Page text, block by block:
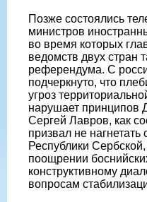
Позже состоялись
министров
во время которых
ведомств двух стран
референдума. С
подчеркнуто, что
угроз
нарушает принципов
Сергей Лавров, как
призвал не нагнетать
Республики
поощрении
конструктивному
вопросам